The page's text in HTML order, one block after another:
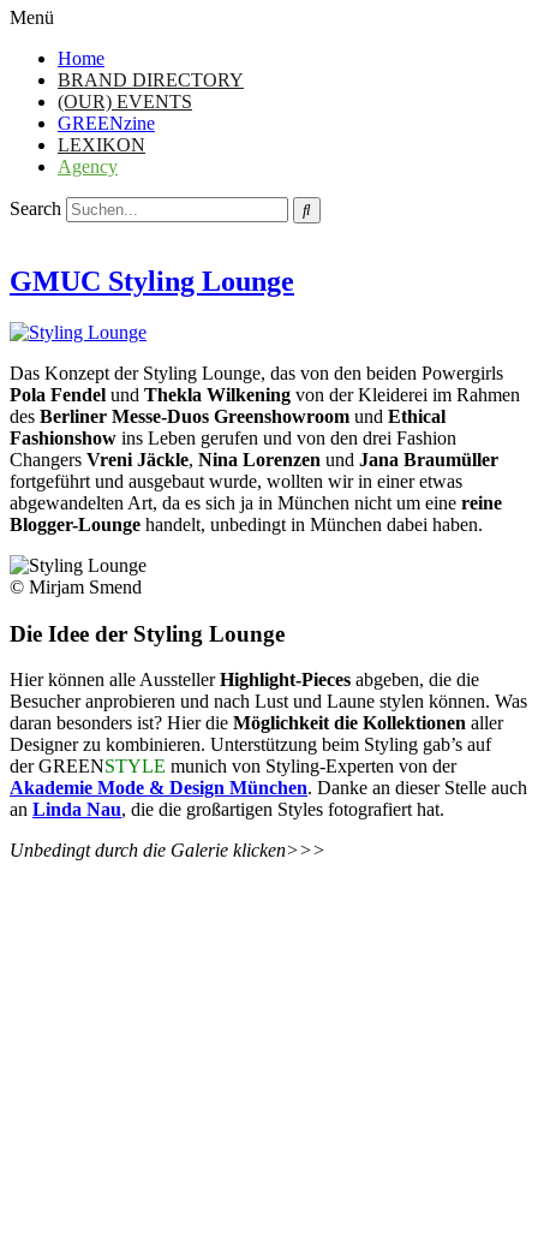
Menü
Home
BRAND DIRECTORY
(OUR) EVENTS
GREENzine
LEXIKON
Agency
Search
GMUC Styling Lounge
Das Konzept der Styling Lounge, das von den beiden Powergirls
Pola Fendel und Thekla Wilkening von der Kleiderei im Rahmen
des Berliner Messe-Duos Greenshowroom und Ethical
Fashionshow ins Leben gerufen und von den drei Fashion
Changers Vreni Jäckle, Nina Lorenzen und Jana Braumüller
fortgeführt und ausgebaut wurde, wollten wir in einer etwas
abgewandelten Art, da es sich ja in München nicht um eine reine
Blogger-Lounge handelt, unbedingt in München dabei haben.
© Mirjam Smend
Die Idee der Styling Lounge
Hier können alle AusstellerHighlight-Pieces abgeben, die die
Besucher anprobieren und nach Lust und Laune stylen können. Was
daran besonders ist? Hier die Möglichkeit die Kollektionen aller
Designer zu kombinieren. Unterstützung beim Styling gab’s auf
der GREENSTYLE munich von Styling-Experten von der
Akademie Mode & Design München. Danke an dieser Stelle auch
an Linda Nau, die die großartigen Styles fotografiert hat.
Unbedingt durch die Galerie klicken>>>